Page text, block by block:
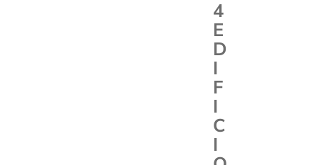
4
E
D
I
F
I
C
I